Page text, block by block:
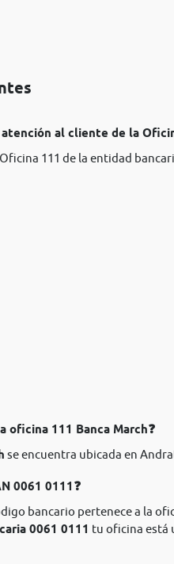
al cliente de la
111 de la entidad
oficina 111 Banca March❓
se encuentra ubicada en
0061 0111❓
bancario pertenece a la
0061 0111 tu oficina está